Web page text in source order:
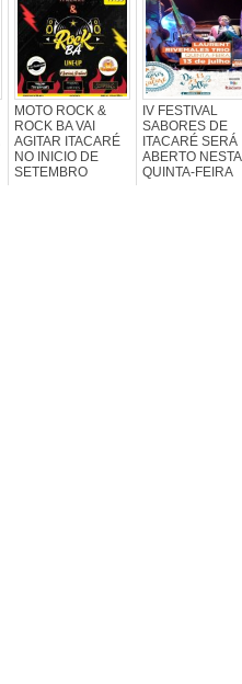
MOTO ROCK &
ROCK BA VAI
AGITAR ITACARÉ
NO INICIO DE
SETEMBRO
IV FESTIVAL
SABORES DE
ITACARÉ SERÁ
ABERTO NESTA
QUINTA-FEIRA